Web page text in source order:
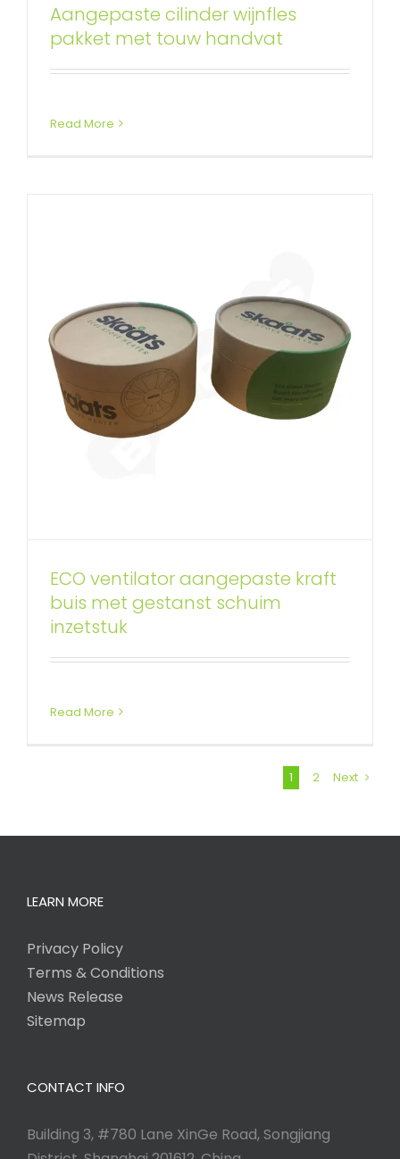
Aangepaste cilinder wijnfles
pakket met touw handvat
Read More
buis met gestanst schuim
ECO ventilator aangepaste kraft
buis met gestanst schuim
inzetstuk
Read More
1 2 Next
LEARN MORE
Privacy Policy
Terms & Conditions
News Release
Sitemap
CONTACT INFO
Building 3, #780 Lane XinGe Road, Songjiang